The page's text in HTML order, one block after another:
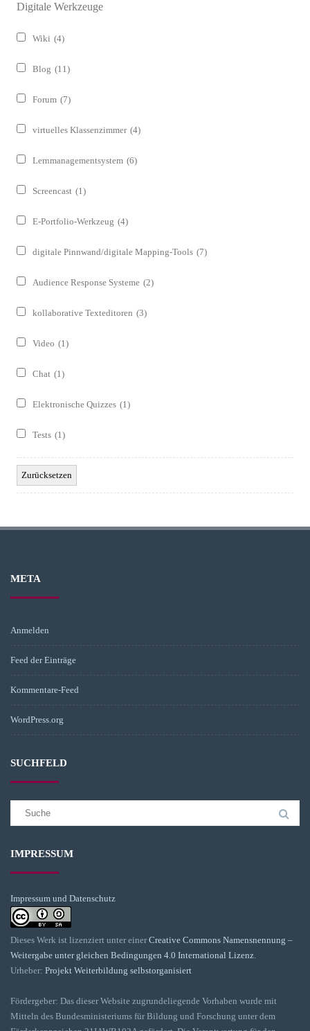
Digitale Werkzeuge
Wiki (4)
Blog (11)
Forum (7)
virtuelles Klassenzimmer (4)
Lernmanagementsystem (6)
Screencast (1)
E-Portfolio-Werkzeug (4)
digitale Pinnwand/digitale Mapping-Tools (7)
Audience Response Systeme (2)
kollaborative Texteditoren (3)
Video (1)
Chat (1)
Elektronische Quizzes (1)
Tests (1)
META
Anmelden
Feed der Einträge
Kommentare-Feed
WordPress.org
SUCHFELD
Suchergebnis
IMPRESSUM
Impressum und Datenschutz
Dieses Werk ist lizenziert unter einerCreative Commons Namensnennung –
Weitergabe unter gleichen Bedingungen 4.0 International Lizenz.
Urheber: Projekt Weiterbildung selbstorganisiert
Fördergeber: Das dieser Website zugrundeliegende Vorhaben wurde mit
Mitteln des Bundesministeriums für Bildung und Forschung unter dem